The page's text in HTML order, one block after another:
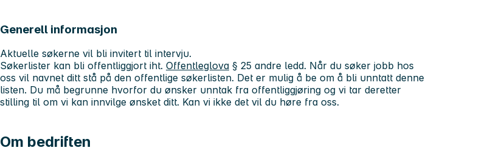
Generell informasjon
Aktuelle søkerne vil bli invitert til intervju.
Søkerlister kan bli offentliggjort iht. Offentleglova § 25 andre ledd. Når du søker jobb hos
oss vil navnet ditt stå på den offentlige søkerlisten. Det er mulig å be om å bli unntatt denne
listen. Du må begrunne hvorfor du ønsker unntak fra offentliggjøring og vi tar deretter
stilling til om vi kan innvilge ønsket ditt. Kan vi ikke det vil du høre fra oss.
Om bedriften